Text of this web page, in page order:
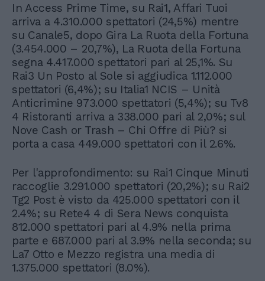
In Access Prime Time, su Rai1, Affari Tuoi
arriva a 4.310.000 spettatori (24,5%) mentre
su Canale5, dopo Gira La Ruota della Fortuna
(3.454.000 – 20,7%), La Ruota della Fortuna
segna 4.417.000 spettatori pari al 25,1%. Su
Rai3 Un Posto al Sole si aggiudica 1.112.000
spettatori (6,4%); su Italia1 NCIS – Unità
Anticrimine 973.000 spettatori (5,4%); su Tv8
4 Ristoranti arriva a 338.000 pari al 2,0%; sul
Nove Cash or Trash – Chi Offre di Più? si
porta a casa 449.000 spettatori con il 2.6%.
Per l'approfondimento: su Rai1 Cinque Minuti
raccoglie 3.291.000 spettatori (20,2%); su Rai2
Tg2 Post è visto da 425.000 spettatori con il
2.4%; su Rete4 4 di Sera News conquista
812.000 spettatori pari al 4.9% nella prima
parte e 687.000 pari al 3.9% nella seconda; su
La7 Otto e Mezzo registra una media di
1.375.000 spettatori (8.0%).